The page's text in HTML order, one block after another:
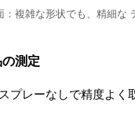
：複雑な形状でも、精細な
測定
プレーなしで精度よく